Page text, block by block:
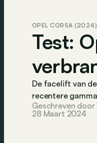
OPEL CORSA
Test:
De facelift van
recentere
Geschreven door
28 Maart 2024